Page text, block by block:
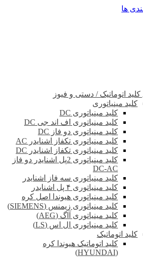
ها
کلید اتوماتیک / دستی و فیوز
کلید مینیاتوری
کلید مینیاتوری DC
کلید مینیاتوری اف اند جی DC
کلید مینیاتوری دو فاز DC
کلید مینیاتوری تکفاز اشنایدر AC
کلید مینیاتوری تکفاز اشنایدر DC
کلید مینیاتوری 2پل اشنایدر دو فاز
DC-AC
کلید مینیاتوری سه فاز اشنایدر
کلید مینیاتوری ۴ پل اشنایدر
کلید مینیاتوری هیوندا اصل کره
کلید مینیاتوری زیمنس (SIEMENS)
کلید مینیاتوری آاگ (AEG)
کلید مینیاتوری ال اس (LS)
کلید اتوماتیک
کلید اتوماتیک هیوندا کره
(HYUNDAI)